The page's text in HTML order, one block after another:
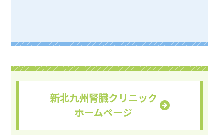
新北九州腎臓クリニック
ホームページ